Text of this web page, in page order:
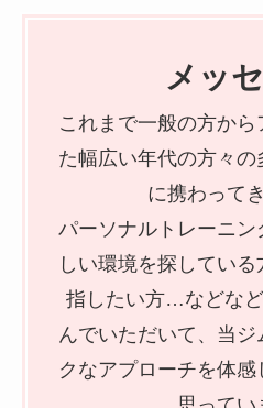
メッ
これまで一般の方から
た幅広い年代の方々の
に携わって
パーソナルトレーニ
しい環境を探してい
指したい方…などな
んでいただいて、当
クなアプローチを体感